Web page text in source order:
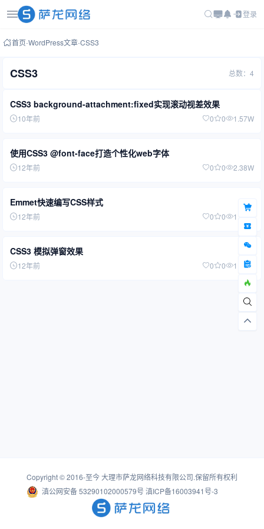
登录
首页-WordPress文章-CSS3
CSS3 总数：4
CSS3 background-attachment:fixed实现滚动视差效果
10年前 0 0 1.57W
使用CSS3 @font-face打造个性化web字体
12年前 0 0 2.38W
Emmet快速编写CSS样式
12年前 0 0 1.76W
CSS3 模拟弹窗效果
12年前 0 0 1.73W
Copyright © 2016-至今大理市萨龙网络科技有限公司.保留所有权利
滇公网安备 53290102000579号 滇ICP备16003941号-3